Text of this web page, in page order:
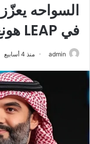
السواحه
في LEAP هونغ كونغ
admin منذ 4 أسابيع